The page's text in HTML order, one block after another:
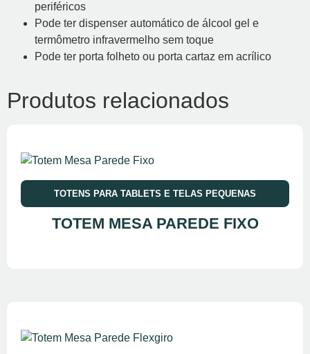
periféricos
Pode ter dispenser automático de álcool gel e
termômetro infravermelho sem toque
Pode ter porta folheto ou porta cartaz em acrílico
Produtos relacionados
TOTENS PARA TABLETS E TELAS PEQUENAS
TOTEM MESA PAREDE FIXO